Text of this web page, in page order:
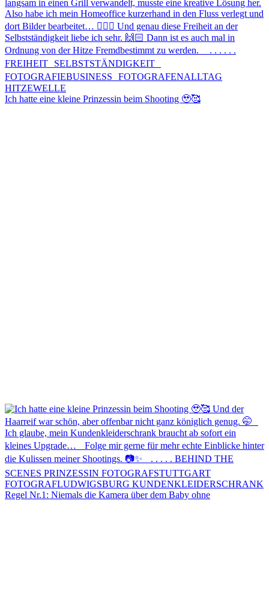
Ich hatte eine kleine Prinzessin beim Shooting 🥹🥰
Regel Nr.1: Niemals die Kamera über dem Baby ohne